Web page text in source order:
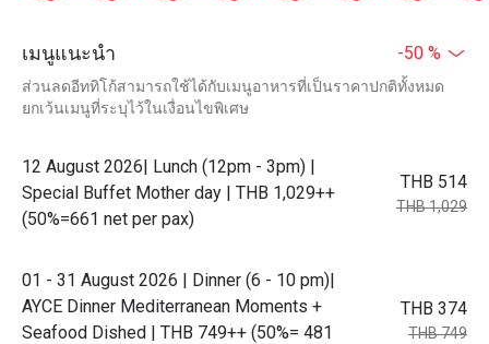
เมนูแนะนำ -50 %
ส่วนลดอีททิโก้สามารถใช้ได้กับเมนูอาหารที่เป็นราคาปกติทั้งหมด
ยกเว้นเมนูที่ระบุไว้ในเงื่อนไขพิเศษ
12 August 2026| Lunch (12pm - 3pm) |
Special Buffet Mother day | THB 1,029++
(50%=661 net per pax)
THB 514
THB 1,029
01 - 31 August 2026 | Dinner (6 - 10 pm)|
AYCE Dinner Mediterranean Moments +
Seafood Dished | THB 749++ (50%= 481
THB 374
THB 749